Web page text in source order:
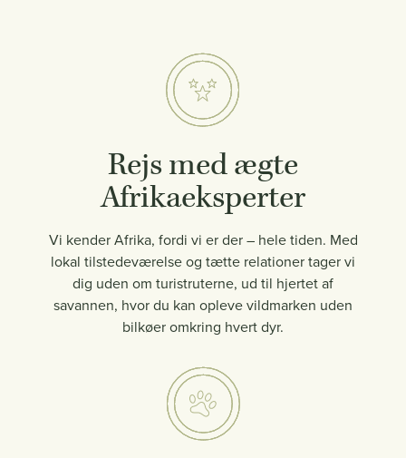
Rejs med ægte
Afrikaeksperter
Vi kender Afrika, fordi vi er der – hele tiden. Med
lokal tilstedeværelse og tætte relationer tager vi
dig uden om turistruterne, ud til hjertet af
savannen, hvor du kan opleve vildmarken uden
bilkøer omkring hvert dyr.